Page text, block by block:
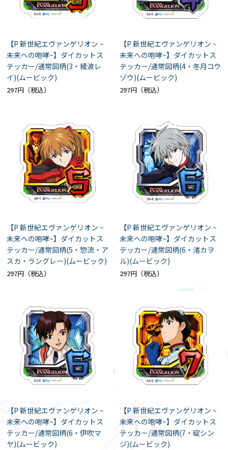
【P 新世紀エヴァンゲリオン ~
未来への咆哮~】ダイカットス
テッカー/通常図柄(3・綾波レ
イ)(ムービック)
297円
【P 新世紀エヴァンゲリオン ~
未来への咆哮~】ダイカットス
テッカー/通常図柄(4・冬月コウ
ゾウ)(ムービック)
297円
【P 新世紀エヴァンゲリオン ~
未来への咆哮~】ダイカットス
テッカー/通常図柄(5・惣流・ア
スカ・ラングレー)(ムービック)
297円
【P 新世紀エヴァンゲリオン ~
未来への咆哮~】ダイカットス
テッカー/通常図柄(6・渚カヲ
ル)(ムービック)
297円
【P 新世紀エヴァンゲリオン ~
未来への咆哮~】ダイカットス
テッカー/通常図柄(6・伊吹マ
ヤ)(ムービック)
【P 新世紀エヴァンゲリオン ~
未来への咆哮~】ダイカットス
テッカー/通常図柄(7・碇シン
ジ)(ムービック)